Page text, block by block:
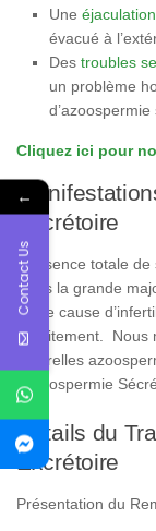
Une
évacué à
Des troubles
un problème
Cliquez ici pour
Excrétoire
L’absence totale
Dans la grande
d’une cause
fortuitement. Nous
naturelles
l’Azoospermie
Détails du
Excrétoire
Présentation du
←
Contact Us